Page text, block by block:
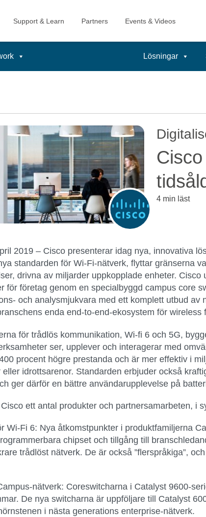
Lösningar
4 min läst
2019 – Cisco presenterar idag nya, innovativa
standarden för Wi-Fi-nätverk, flyttar gränserna
drivna av miljarder uppkopplade enheter.
för företag genom en specialbyggd campus core
och analysmjukvara med ett komplett utbud
enda end-to-end-ekosystem för wireless
för trådlös kommunikation, Wi-fi 6 och 5G,
ser, upplever och interagerar med
procent högre prestanda och är mer effektiv i
idrottsarenor. Standarden erbjuder också
ger därför en bättre användarupplevelse på
ett antal produkter och partnersamarbeten, i
Wi-Fi 6: Nya åtkomstpunkter i produktfamiljerna
chipset och tillgång till
trådlöst nätverk. De är också ”flerspråkiga”,
nätverk: Coreswitcharna i Catalyst 9600-
De nya switcharna är uppföljare till Catalyst
i nästa generations enterprise-nätverk.